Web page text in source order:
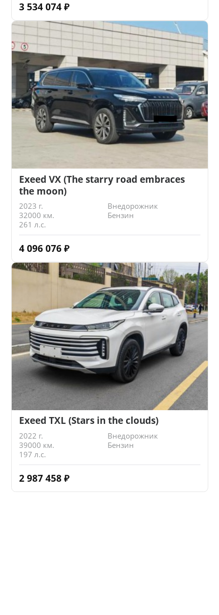
3 534 074 ₽
Exeed VX (The starry road embraces
the moon)
2023 г.
Внедорожник
32000 км.
Бензин
261 л.с.
4 096 076 ₽
Exeed TXL (Stars in the clouds)
2022 г.
Внедорожник
39000 км.
Бензин
197 л.с.
2 987 458 ₽